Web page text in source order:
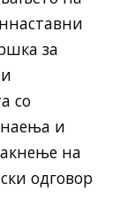
за
со
и
на
одговор